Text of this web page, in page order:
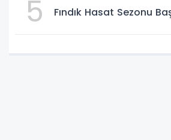
5 Fındık Hasat Sezonu